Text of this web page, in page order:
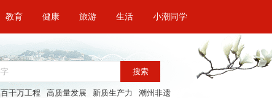
教育 健康 旅游 生活 小潮同学
搜索
百千万工程 高质量发展 新质生产力 潮州非遗